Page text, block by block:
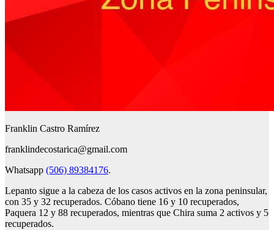
Franklin Castro Ramírez
franklindecostarica@gmail.com
Whatsapp (506) 89384176.
Lepanto sigue a la cabeza de los casos activos en la zona peninsular,
con 35 y 32 recuperados. Cóbano tiene 16 y 10 recuperados,
Paquera 12 y 88 recuperados, mientras que Chira suma 2 activos y 5
recuperados.